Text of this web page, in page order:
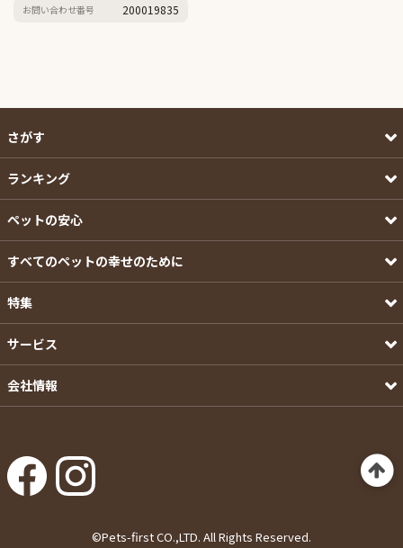
お問い合わせ番号 200019835
さがす
ランキング
ペットの安心
すべてのペットの幸せのために
特集
サービス
会社情報
©Pets-first CO.,LTD. All Rights Reserved.